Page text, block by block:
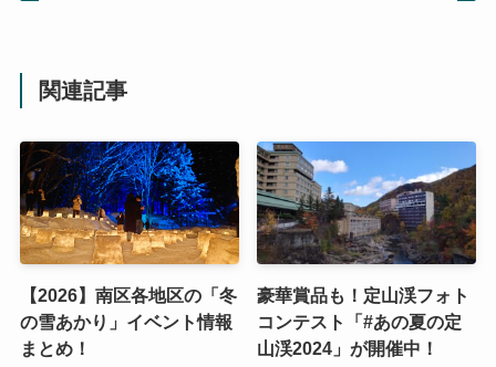
関連記事
【2026】南区各地区の「冬
の雪あかり」イベント情報
まとめ！
豪華賞品も！定山渓フォト
コンテスト「#あの夏の定
山渓2024」が開催中！